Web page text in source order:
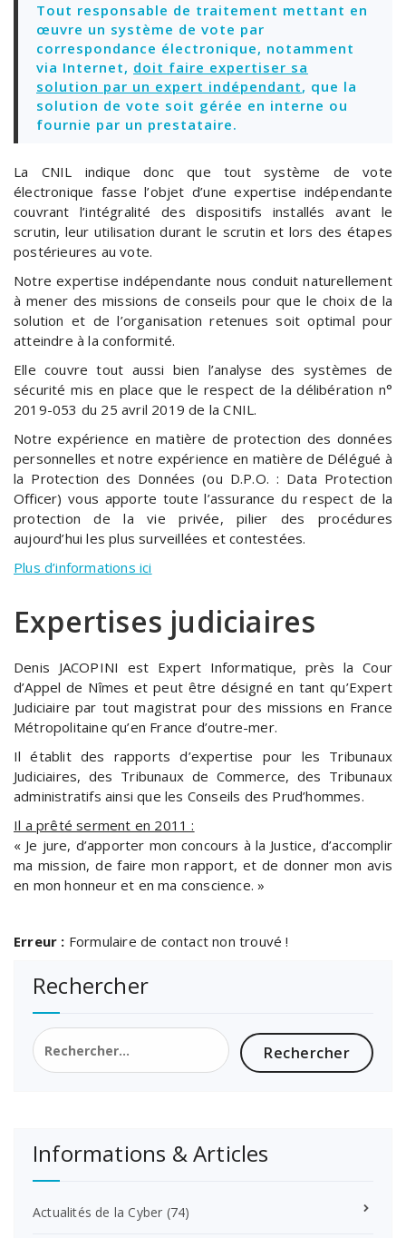
Tout responsable de traitement mettant en
œuvre un système de vote par
correspondance électronique, notamment
via Internet, doit faire expertiser sa
solution par un expert indépendant, que la
solution de vote soit gérée en interne ou
fournie par un prestataire.
La CNIL indique donc que tout système de vote
électronique fasse l’objet d’une expertise indépendante
couvrant l’intégralité des dispositifs installés avant le
scrutin, leur utilisation durant le scrutin et lors des étapes
postérieures au vote.
Notre expertise indépendante nous conduit naturellement
à mener des missions de conseils pour que le choix de la
solution et de l’organisation retenues soit optimal pour
atteindre à la conformité.
Elle couvre tout aussi bien l’analyse des systèmes de
sécurité mis en place que le respect de la délibération n°
2019-053 du 25 avril 2019 de la CNIL.
Notre expérience en matière de protection des données
personnelles et notre expérience en matière de Délégué à
la Protection des Données (ou D.P.O. : Data Protection
Officer) vous apporte toute l’assurance du respect de la
protection de la vie privée, pilier des procédures
aujourd’hui les plus surveillées et contestées.
Plus d’informations ici
Expertises judiciaires
Denis JACOPINI est Expert Informatique, près la Cour
d’Appel de Nîmes et peut être désigné en tant qu’Expert
Judiciaire par tout magistrat pour des missions en France
Métropolitaine qu’en France d’outre-mer.
Il établit des rapports d’expertise pour les Tribunaux
Judiciaires, des Tribunaux de Commerce, des Tribunaux
administratifs ainsi que les Conseils des Prud’hommes.
Il a prêté serment en 2011 :
« Je jure, d’apporter mon concours à la Justice, d’accomplir
ma mission, de faire mon rapport, et de donner mon avis
en mon honneur et en ma conscience. »
Erreur : Formulaire de contact non trouvé !
Rechercher
Rechercher :
Informations & Articles
Actualités de la Cyber (74)